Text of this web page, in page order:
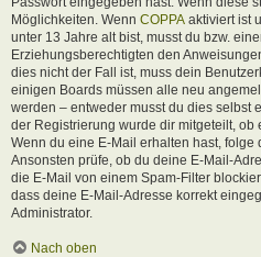
Möglichkeiten. Wenn COPPA aktiviert ist
unter 13 Jahre alt bist, musst du bzw.
Erziehungsberechtigten den
dies nicht der Fall ist, muss dein
einigen Boards müssen alle neu
werden – entweder musst du dies selbst
der Registrierung wurde dir mitgeteilt, ob
Wenn du eine E-Mail erhalten hast, folge
Ansonsten prüfe, ob du deine E-Mail-
die E-Mail von einem Spam-Filter
dass deine E-Mail-Adresse korrekt
Administrator.
Nach oben